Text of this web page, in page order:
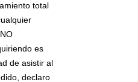
total
es
de asistir al
declaro